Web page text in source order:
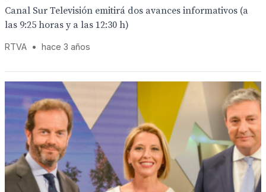
Canal Sur Televisión emitirá dos avances informativos (a
las 9:25 horas y a las 12:30 h)
RTVA • hace 3 años